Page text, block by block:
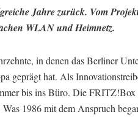
Jahre zurück. Vom
WLAN und Heimnetz.
in denen das Berliner
geprägt hat. Als
bis ins Büro. Die
1986 mit dem Anspruch